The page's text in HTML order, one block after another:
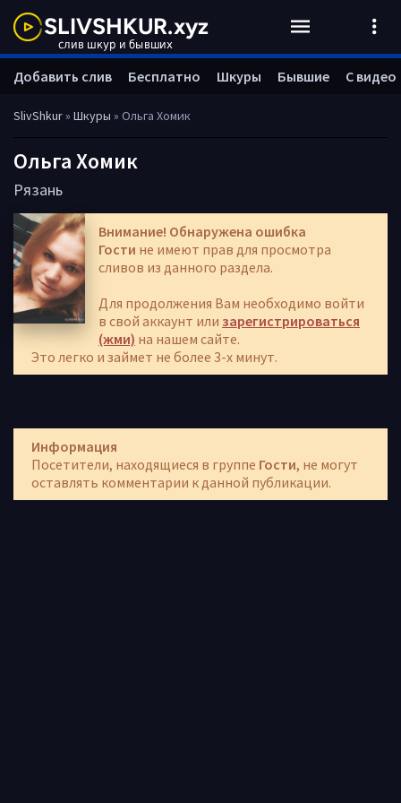
SlivShkur» Шкуры » Ольга Хомик
Ольга Хомик
Рязань
Внимание! Обнаружена ошибка
Гости не имеют прав для просмотра
сливов из данного раздела.
Для продолжения Вам необходимо войти
в свой аккаунт или зарегистрироваться
(жми) на нашем сайте.
Это легко и займет не более 3-х минут.
Информация
Посетители, находящиеся в группе Гости, не могут
оставлять комментарии к данной публикации.
Добавить слив Бесплатно Шкуры Бывшие С видео